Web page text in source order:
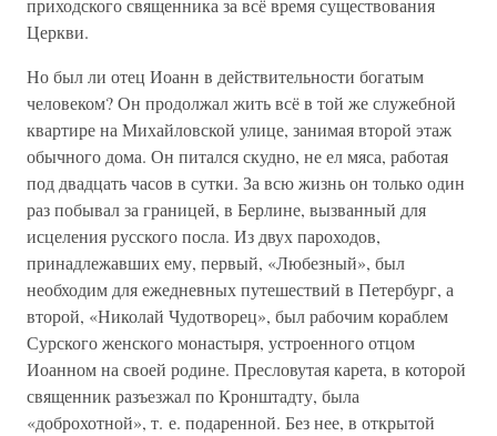
приходского священника за всё время существования
Церкви.
Но был ли отец Иоанн в действительности богатым
человеком? Он продолжал жить всё в той же служебной
квартире на Михайловской улице, занимая второй этаж
обычного дома. Он питался скудно, не ел мяса, работая
под двадцать часов в сутки. За всю жизнь он только один
раз побывал за границей, в Берлине, вызванный для
исцеления русского посла. Из двух пароходов,
принадлежавших ему, первый, «Любезный», был
необходим для ежедневных путешествий в Петербург, а
второй, «Николай Чудотворец», был рабочим кораблем
Сурского женского монастыря, устроенного отцом
Иоанном на своей родине. Пресловутая карета, в которой
священник разъезжал по Кронштадту, была
«доброхотной», т. е. подаренной. Без нее, в открытой